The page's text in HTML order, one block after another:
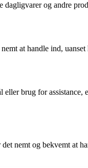
og andre
at handle ind, uanset
brug for assistance,
nemt og bekvemt at